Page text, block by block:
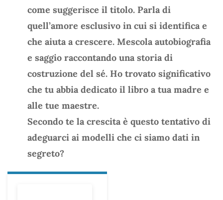
come suggerisce il titolo. Parla di
quell’amore esclusivo in cui si identifica e
che aiuta a crescere. Mescola autobiografia
e saggio raccontando una storia di
costruzione del sé. Ho trovato significativo
che tu abbia dedicato il libro a tua madre e
alle tue maestre.
Secondo te la crescita è questo tentativo di
adeguarci ai modelli che ci siamo dati in
segreto?